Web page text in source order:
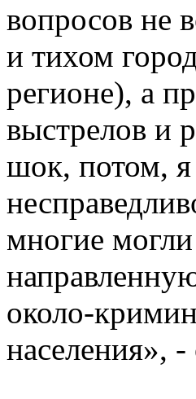
вопросов не
и тихом
регионе), а
выстрелов и
шок, потом, я
многие
около-
населения», -